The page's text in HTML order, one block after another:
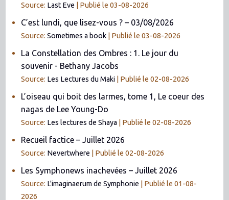
Source: Last Eve Publié le 03-08-2026
C’est lundi, que lisez-vous ? – 03/08/2026
Source:Sometimes a book Publié le 03-08-2026
La Constellation des Ombres : 1. Le jour du
souvenir - Bethany Jacobs
Source: Les Lectures du Maki Publié le 02-08-2026
L’oiseau qui boit des larmes, tome 1, Le coeur des
nagas de Lee Young-Do
Source: Les lectures de Shaya Publié le 02-08-2026
Recueil factice – Juillet 2026
Source: Nevertwhere Publié le 02-08-2026
Les Symphonews inachevées – Juillet 2026
Source: L'imaginaerum de Symphonie
Publié le 01-08-
2026